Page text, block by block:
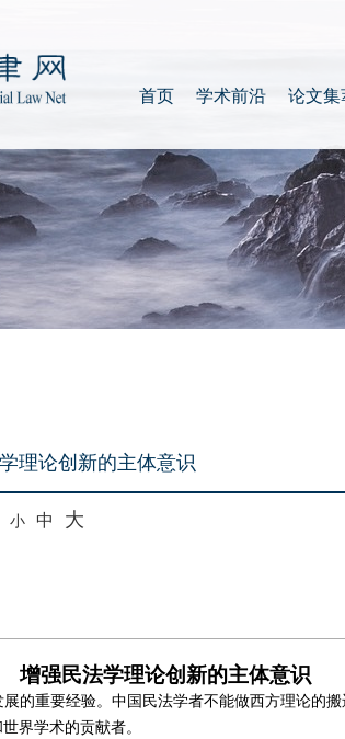
首页 学术前沿 论文集
理论创新的主体意识
小 中 大
增强民法学理论创新的主体意识
的重要经验。中国民法学者不能做西方理论的
界学术的贡献者。